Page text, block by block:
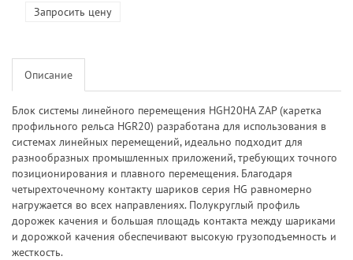
Запросить цену
Описание
Блок системы линейного перемещения HGH20HA ZAP (каретка
профильного рельса HGR20) разработана для использования в
системах линейных перемещений, идеально подходит для
разнообразных промышленных приложений, требующих точного
позиционирования и плавного перемещения. Благодаря
четырехточечному контакту шариков серия HG равномерно
нагружается во всех направлениях. Полукруглый профиль
дорожек качения и большая площадь контакта между шариками
и дорожкой качения обеспечивают высокую грузоподъемность и
жесткость.